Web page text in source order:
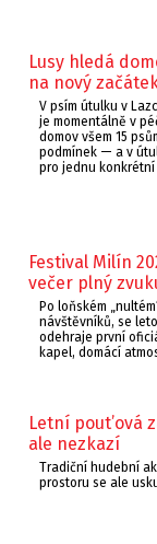
Lusy hledá
na nový
V psím útulku v
je momentálně v
domov všem 15
podmínek — a v
pro jednu
Festival Milín
večer plný
Po loňském
návštěvníků, se
odehraje první
kapel, domácí
Letní pout’ová
ale nezkazí
Tradiční hudební
prostoru se ale